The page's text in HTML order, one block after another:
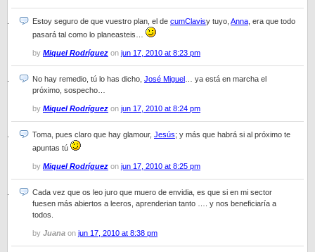
Estoy seguro de que vuestro plan, el de cumClavisy tuyo, Anna , era que todo
pasará tal como lo planeasteis…
by Miquel Rodríguez on jun 17, 2010 at 8:23 pm
No hay remedio, tú lo has dicho, José Miguel … ya está en marcha el
próximo, sospecho…
by Miquel Rodríguez on jun 17, 2010 at 8:24 pm
Toma, pues claro que hay glamour, Jesús; y más que habrá si al próximo te
apuntas tú
by Miquel Rodríguez on jun 17, 2010 at 8:25 pm
Cada vez que os leo juro que muero de envidia, es que si en mi sector
fuesen más abiertos a leeros, aprenderian tanto …. y nos beneficiaría a
todos.
by Juana on jun 17, 2010 at 8:38 pm